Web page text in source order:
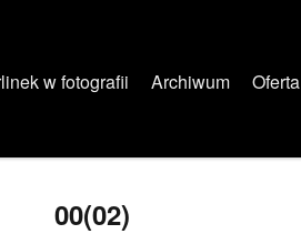
w fotografii Archiwum Oferta
00(02)